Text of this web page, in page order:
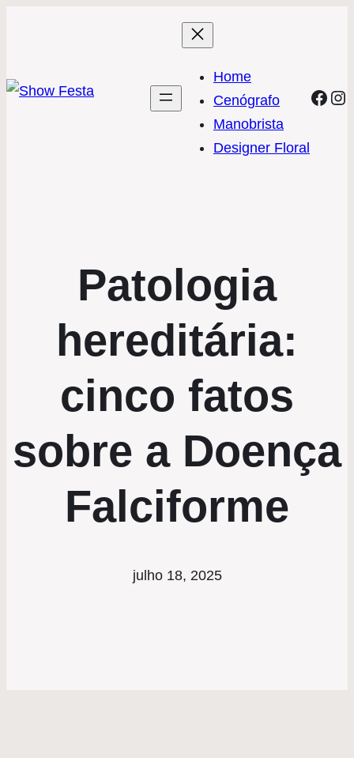
Home
Cenógrafo
Manobrista
Designer Floral
Patologia
hereditária:
cinco fatos
sobre a Doença
Falciforme
julho 18, 2025